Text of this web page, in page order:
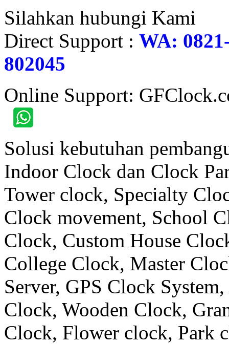
Silahkan hubungi Kami
Direct Support : WA:
802045
Online Support:
Solusi kebutuhan
Indoor Clock dan Clock
Tower clock, Specialty
Clock movement, School
Clock, Custom House
College Clock, Master
Server, GPS Clock
Clock, Wooden Clock,
Clock, Flower clock, Park